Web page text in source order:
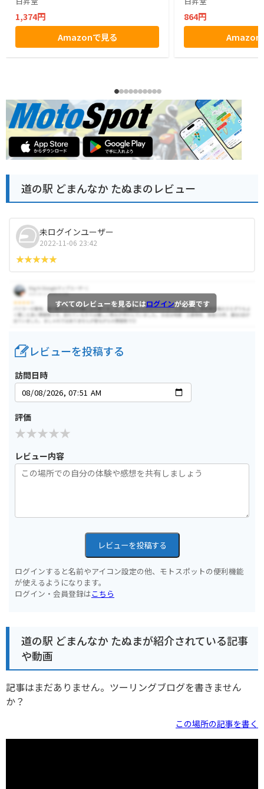
1,374円
Amazonで見る
864円
Amazon
道の駅 どまんなか たぬまのレビュー
未ログインユーザー
2022-11-06 23:42
すべてのレビューを見るにはログインが必要です
レビューを投稿する
訪問日時
評価
レビュー内容
レビューを投稿する
ログインすると名前やアイコン設定の他、モトスポットの便利機能
が使えるようになります。
ログイン・会員登録はこちら
道の駅 どまんなか たぬまが紹介されている記事
や動画
記事はまだありません。ツーリングブログを書きません
か？
この場所の記事を書く